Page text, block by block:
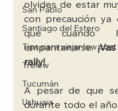
San Pablo
Santiago del Estero
Tips para viajar low cost
Trelew
Tucumán
Ushuaia
olvides de estar
con precaución ya
que cuando
empantanarse.
rally!
A pesar de que
durante todo el